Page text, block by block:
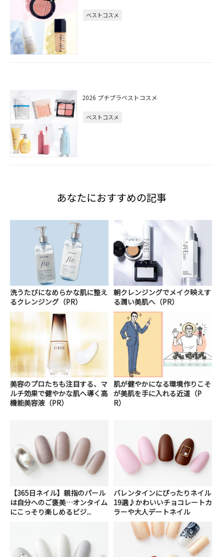
ベストコスメ
2026 プチプラベストコスメ
ベストコスメ
あなたにおすすめの記事
洗うたびになめらかな肌に整え
るクレンジング（PR）
朝クレンジングでメイク映えす
る潤い美肌へ（PR）
美容のプロたちも注目する、マ
ルチ効果で健やかな肌へ導く高
機能美容液（PR）
肌が健やかになる環境作りこそ
が美肌を手に入れる近道（P
R）
【365日ネイル】親指のパール
は自分へのご褒美…オンタイム
にこっそり楽しめるビジ...
バレンタインにぴったりネイル
19選♪かわいいチョコレートカ
ラーや大人デートネイル